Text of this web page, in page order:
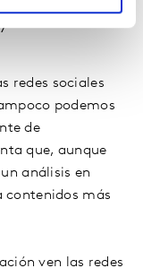
una
redes sociales
podemos
de
que, aunque
análisis en
contenidos más
ven las redes